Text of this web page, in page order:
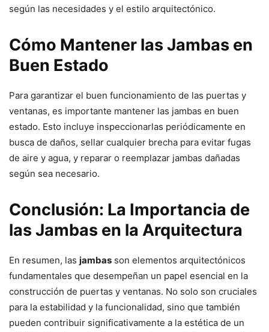
según las necesidades y el estilo arquitectónico.
Cómo Mantener las Jambas en
Buen Estado
Para garantizar el buen funcionamiento de las puertas y
ventanas, es importante mantener las jambas en buen
estado. Esto incluye inspeccionarlas periódicamente en
busca de daños, sellar cualquier brecha para evitar fugas
de aire y agua, y reparar o reemplazar jambas dañadas
según sea necesario.
Conclusión: La Importancia de
las Jambas en la Arquitectura
En resumen, las jambas son elementos arquitectónicos
fundamentales que desempeñan un papel esencial en la
construcción de puertas y ventanas. No solo son cruciales
para la estabilidad y la funcionalidad, sino que también
pueden contribuir significativamente a la estética de un